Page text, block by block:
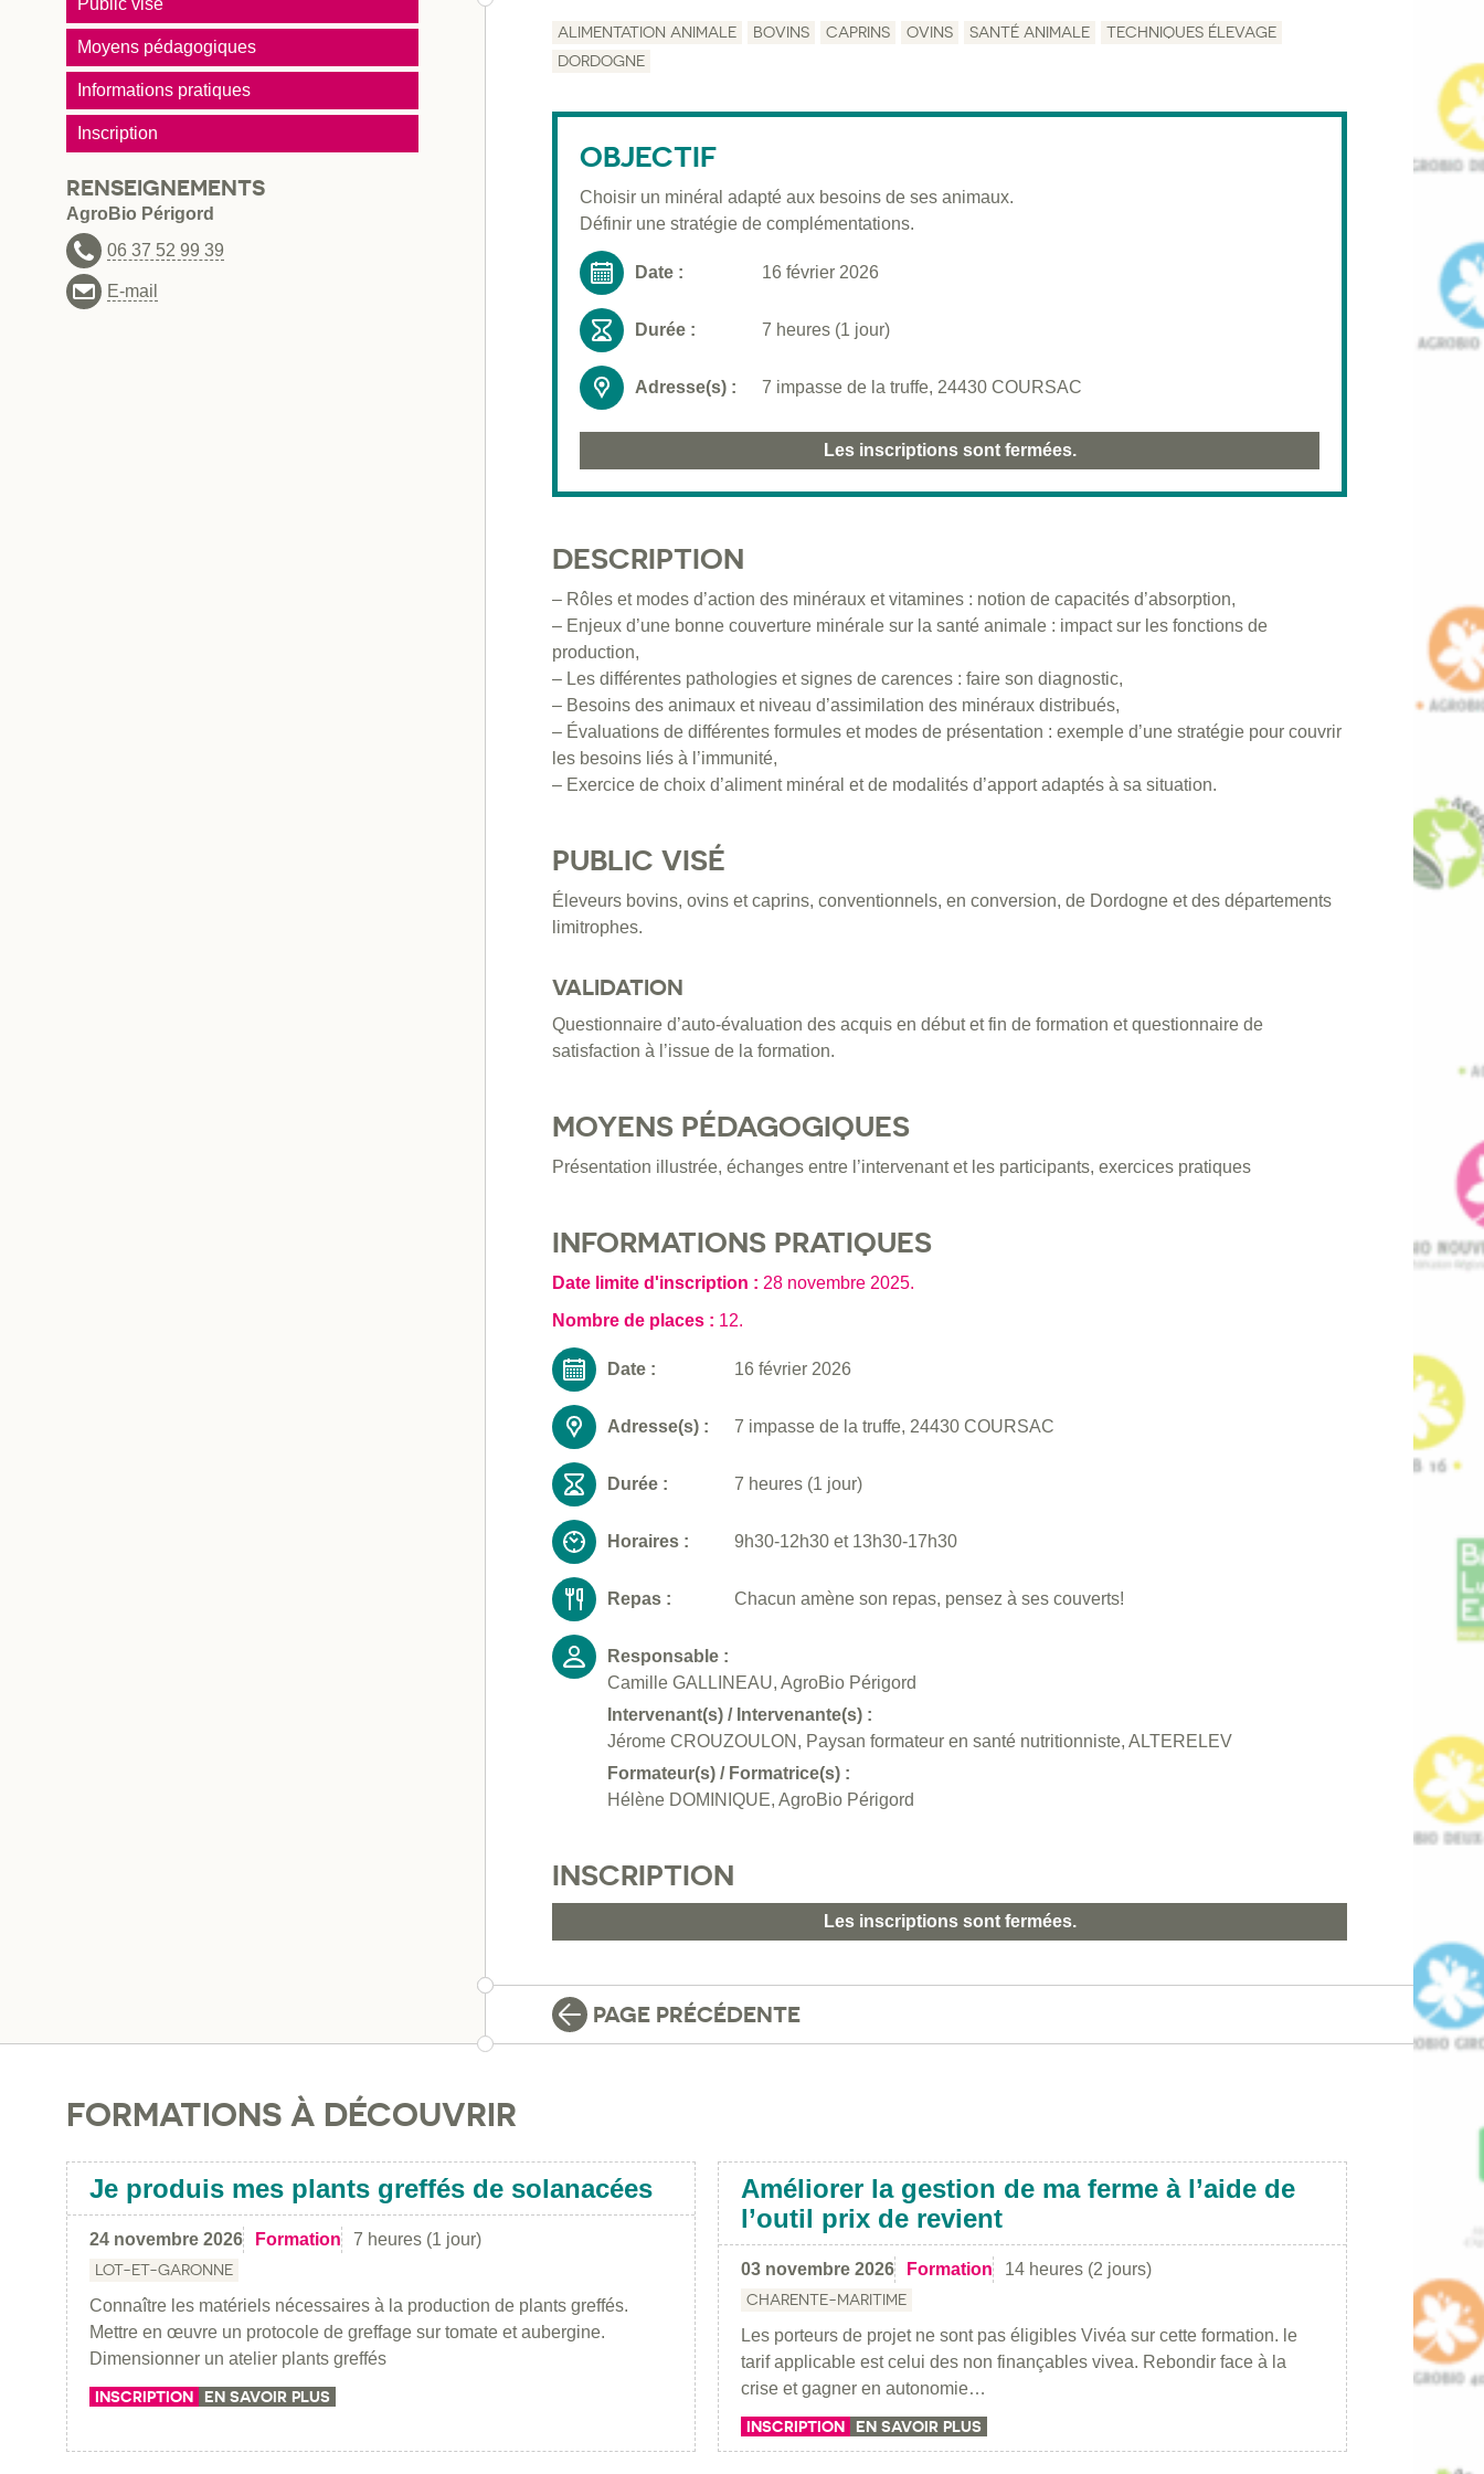
ALIMENTATION ANIMALE BOVINS CAPRINS OVINS SANTÉ ANIMALE
TECHNIQUES ÉLEVAGE
DORDOGNE
OBJECTIF
Choisir un minéral adapté aux besoins de ses animaux.
Définir une stratégie de complémentations.
Date : 16 février 2026
Durée : 7 heures (1 jour)
Adresse(s) : 7 impasse de la truffe, 24430 COURSAC
Les inscriptions sont fermées.
DESCRIPTION
– Rôles et modes d’action des minéraux et vitamines : notion de capacités d’absorption,
– Enjeux d’une bonne couverture minérale sur la santé animale : impact sur les fonctions de
production,
– Les différentes pathologies et signes de carences : faire son diagnostic,
– Besoins des animaux et niveau d’assimilation des minéraux distribués,
– Évaluations de différentes formules et modes de présentation : exemple d’une stratégie pour couvrir
les besoins liés à l’immunité,
– Exercice de choix d’aliment minéral et de modalités d’apport adaptés à sa situation.
PUBLIC VISÉ
Éleveurs bovins, ovins et caprins, conventionnels, en conversion, de Dordogne et des départements
limitrophes.
VALIDATION
Questionnaire d’auto-évaluation des acquis en début et fin de formation et questionnaire de
satisfaction à l’issue de la formation.
MOYENS PÉDAGOGIQUES
Présentation illustrée, échanges entre l’intervenant et les participants, exercices pratiques
INFORMATIONS PRATIQUES
Date limite d'inscription : 28 novembre 2025.
Nombre de places : 12.
Date : 16 février 2026
Adresse(s) : 7 impasse de la truffe, 24430 COURSAC
Durée : 7 heures (1 jour)
Horaires : 9h30-12h30 et 13h30-17h30
Repas : Chacun amène son repas, pensez à ses couverts!
Responsable :
Camille GALLINEAU, AgroBio Périgord
Intervenant(s) / Intervenante(s) :
Jérome CROUZOULON, Paysan formateur en santé nutritionniste, ALTERELEV
Formateur(s) / Formatrice(s) :
Hélène DOMINIQUE, AgroBio Périgord
INSCRIPTION
Les inscriptions sont fermées.
PAGE PRÉCÉDENTE
Public visé
Moyens pédagogiques
Informations pratiques
Inscription
RENSEIGNEMENTS
AgroBio Périgord
06 37 52 99 39
E-mail
FORMATIONS À DÉCOUVRIR
Je produis mes plants greffés de solanacées
24 novembre 2026 Formation 7 heures (1 jour)
LOT-ET-GARONNE
Connaître les matériels nécessaires à la production de plants greffés.
Mettre en œuvre un protocole de greffage sur tomate et aubergine.
Dimensionner un atelier plants greffés
INSCRIPTION EN SAVOIR PLUS
Améliorer la gestion de ma ferme à l’aide de
l’outil prix de revient
03 novembre 2026 Formation 14 heures (2 jours)
CHARENTE-MARITIME
Les porteurs de projet ne sont pas éligibles Vivéa sur cette formation. le
tarif applicable est celui des non finançables vivea. Rebondir face à la
crise et gagner en autonomie…
INSCRIPTION EN SAVOIR PLUS